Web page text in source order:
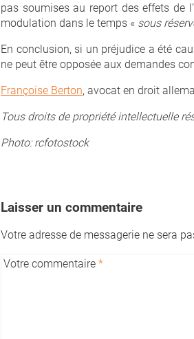
pas soumises au report des effets de
modulation dans le temps « sous
En conclusion, si un préjudice a été
ne peut être opposée aux demandes
Françoise Berton, avocat en droit
Tous droits de propriété intellectuelle
Photo: rcfotostock
Laisser un commentaire
Votre adresse de messagerie ne sera
Votre commentaire *